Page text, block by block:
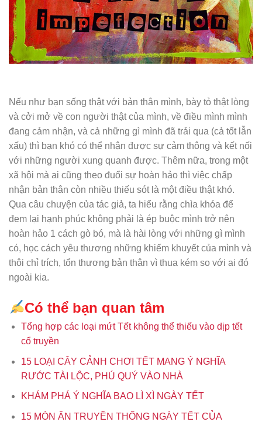
Nếu như bạn sống thật với bản thân mình, bày tỏ thật lòng
và cởi mở về con người thật của mình, về điều mình mình
đang cảm nhận, và cả những gì mình đã trải qua (cả tốt lẫn
xấu) thì bạn khó có thể nhận được sự cảm thông và kết nối
với những người xung quanh được. Thêm nữa, trong một
xã hội mà ai cũng theo đuổi sự hoàn hảo thì việc chấp
nhận bản thân còn nhiều thiếu sót là một điều thật khó.
Qua câu chuyện của tác giả, ta hiểu rằng chìa khóa để
đem lại hạnh phúc không phải là ép buộc mình trở nên
hoàn hảo 1 cách gò bó, mà là hài lòng với những gì mình
có, học cách yêu thương những khiếm khuyết của mình và
thôi chỉ trích, tổn thương bản thân vì thua kém so với ai đó
ngoài kia.
Có thể bạn quan tâm
Tổng hợp các loại mứt Tết không thể thiếu vào dịp tết
cổ truyền
15 LOẠI CÂY CẢNH CHƠI TẾT MANG Ý NGHĨA
RƯỚC TÀI LỘC, PHÚ QUÝ VÀO NHÀ
KHÁM PHÁ Ý NGHĨA BAO LÌ XÌ NGÀY TẾT
15 MÓN ĂN TRUYỀN THỐNG NGÀY TẾT CỦA